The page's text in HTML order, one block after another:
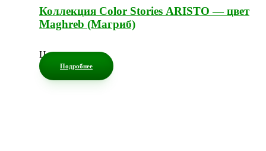
Коллекция Color Stories ARISTO — цвет
Maghreb (Магриб)
Цена по запросу
Подробнее